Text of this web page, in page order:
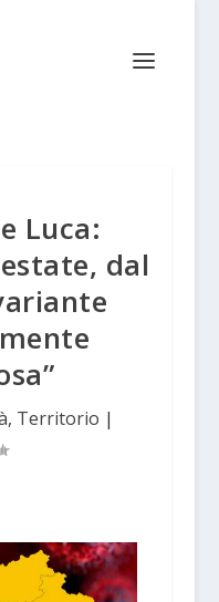
Luca:
dal
, Territorio |